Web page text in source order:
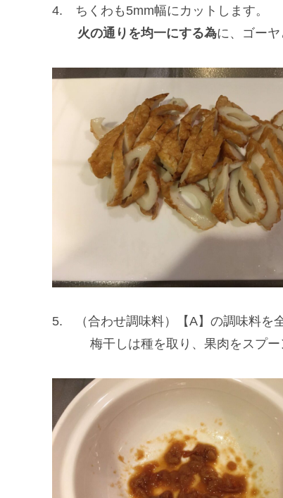
4. ちくわも5mm幅にカットします。
火の通りを均一にする為に、ゴーヤ
5. （合わせ調味料）【A】の調味料を
梅干しは種を取り、果肉をスプーン